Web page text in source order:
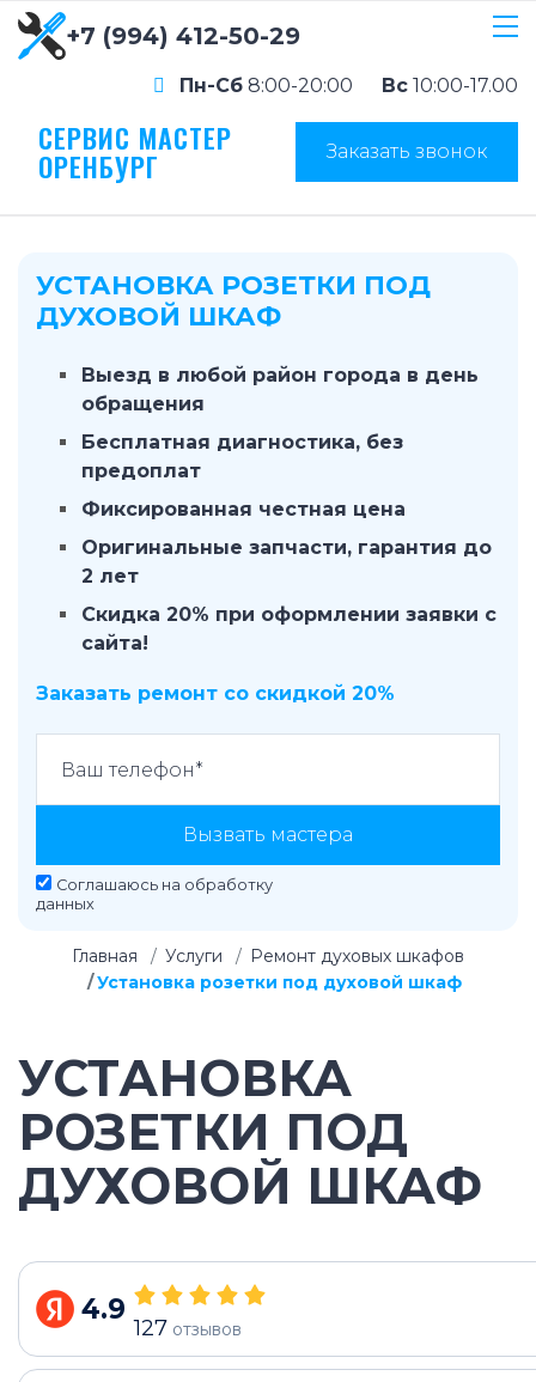
+7 (994) 412-50-29
Пн-Сб 8:00-20:00 Вс 10:00-17.00
СЕРВИС МАСТЕР
ОРЕНБУРГ Заказать звонок
УСТАНОВКА РОЗЕТКИ ПОД
ДУХОВОЙ ШКАФ
Выезд в любой район города в день
обращения
Бесплатная диагностика, без
предоплат
Фиксированная честная цена
Оригинальные запчасти, гарантия до
2 лет
Скидка 20% при оформлении заявки с
сайта!
Заказать ремонт со скидкой 20%
Вызвать мастера
Соглашаюсь на обработку
данных
Главная Услуги
Ремонт духовых шкафов
Установка розетки под духовой шкаф
УСТАНОВКА
РОЗЕТКИ ПОД
ДУХОВОЙ ШКАФ
4.9
127 отзывов